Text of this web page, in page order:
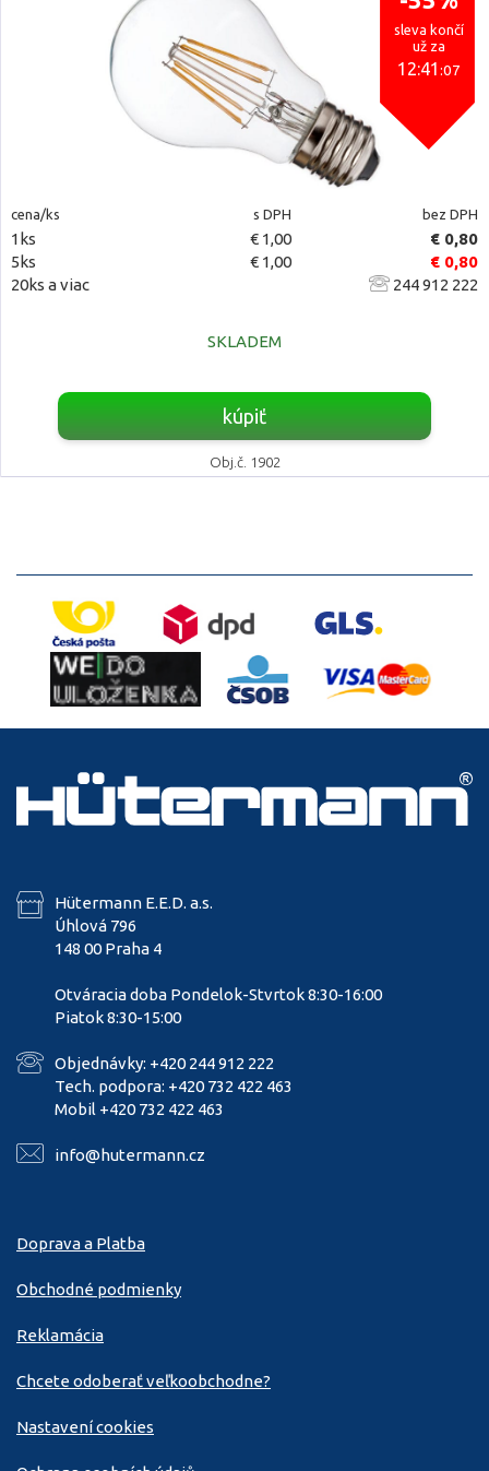
sleva končí
už za
12:41:06
cena/ks s DPH bez DPH
1ks € 1,00
€ 0,80
5ks
€ 1,00
€ 0,80
20ks a viac
244 912 222
SKLADEM
kúpiť
Obj.č. 1902
Hütermann E.E.D. a.s.
Úhlová 796
148 00 Praha 4
Otváracia doba Pondelok-Stvrtok 8:30-16:00
Piatok 8:30-15:00
Objednávky: +420 244 912 222
Tech. podpora: +420 732 422 463
Mobil +420 732 422 463
info@hutermann.cz
Doprava a Platba
Obchodné podmienky
Reklamácia
Chcete odoberať veľkoobchodne?
Nastavení cookies